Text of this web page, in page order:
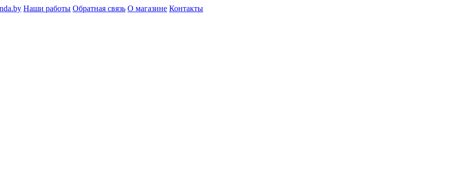
Наши работы Обратная связь О магазине Контакты